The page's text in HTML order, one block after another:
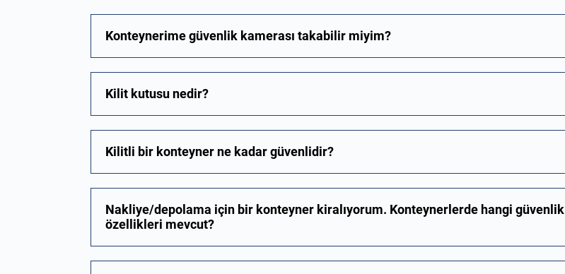
Konteynerime güvenlik kamerası takabilir miyim?
Kilit kutusu nedir?
Kilitli bir konteyner ne kadar güvenlidir?
Nakliye/depolama için bir konteyner kiralıyorum. Konteynerlerde hangi güvenlik
özellikleri mevcut?